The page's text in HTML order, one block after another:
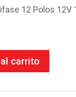
12 Polos 12V
carrito